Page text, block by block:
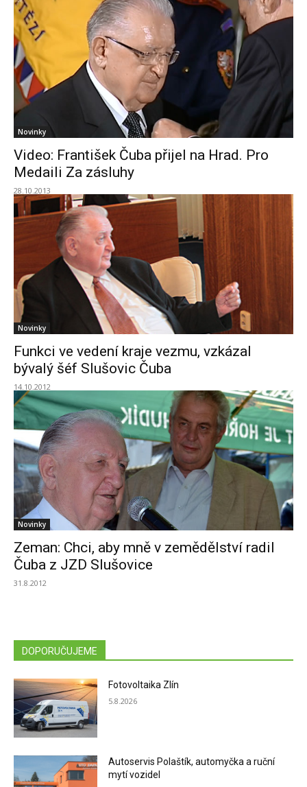
Novinky
Video: František Čuba přijel na Hrad. Pro
Medaili Za zásluhy
28.10.2013
Novinky
Funkci ve vedení kraje vezmu, vzkázal
bývalý šéf Slušovic Čuba
14.10.2012
Novinky
Zeman: Chci, aby mně v zemědělství radil
Čuba z JZD Slušovice
31.8.2012
DOPORUČUJEME
Fotovoltaika Zlín
5.8.2026
Autoservis Polaštík, automyčka a ruční
mytí vozidel